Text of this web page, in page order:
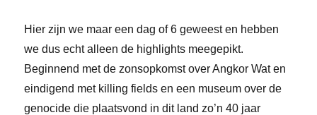
Hier zijn we maar een dag of 6 geweest en hebben
we dus echt alleen de highlights meegepikt.
Beginnend met de zonsopkomst over Angkor Wat en
eindigend met killing fields en een museum over de
genocide die plaatsvond in dit land zo’n 40 jaar